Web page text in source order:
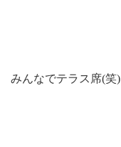
みんなでテラス席(笑)